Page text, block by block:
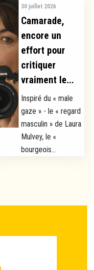
30 juillet 2026
Camarade,
encore un
effort pour
critiquer
vraiment le...
Inspiré du « male
gaze » - le « regard
masculin » de Laura
Mulvey, le «
bourgeois...